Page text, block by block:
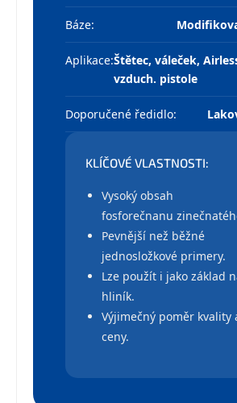
Báze:
Aplikace:Štětec, váleček,
vzduch. pistole
Doporučené ředidlo:
KLÍČOVÉ VLASTNOSTI:
Vysoký obsah
fosforečnanu
Pevnější než běžné
jednosložkové primery.
Lze použít i jako základ
hliník.
Výjimečný poměr kvality
ceny.